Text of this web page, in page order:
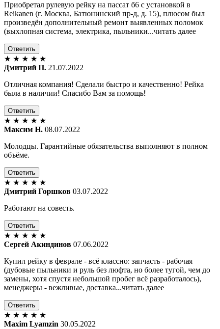
Приобретал рулевую рейку на пассат б6 с установкой в
Reikanen (г. Москва, Батюнинский пр-д, д. 15), плюсом был
произведён дополнительный ремонт выявленных поломок
(выхлопная система, электрика, пыльники...читать далее
Ответить
★ ★ ★ ★ ★
Дмитрий П. 21.07.2022
Отличная компания! Сделали быстро и качественно! Рейка
была в наличии! Спасибо Вам за помощь!
Ответить
★ ★ ★ ★ ★
Максим Н. 08.07.2022
Молодцы. Гарантийные обязательства выполняют в полном
объёме.
Ответить
★ ★ ★ ★ ★
Дмитрий Горшков 03.07.2022
Работают на совесть.
Ответить
★ ★ ★ ★ ★
Сергей Акиндинов 07.06.2022
Купил рейку в феврале - всё классно: запчасть - рабочая
(дубовые пыльники и руль без люфта, но более тугой, чем до
замены, хотя спустя небольшой пробег всё разработалось),
менеджеры - вежливые, доставка...читать далее
Ответить
★ ★ ★ ★ ★
Maxim Lyamzin 30.05.2022